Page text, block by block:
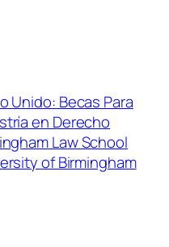
Unido: Becas Para
en Derecho
Law School
of Birmingham